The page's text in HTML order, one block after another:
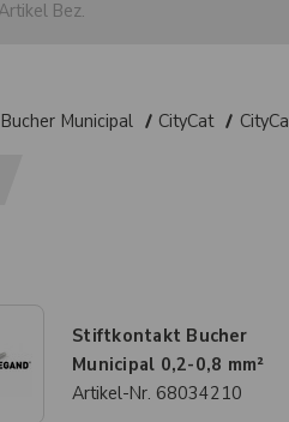
Bucher Municipal CityCat
Stiftkontakt Bucher
Municipal 0,2-0,8 mm²
Artikel-Nr. 68034210